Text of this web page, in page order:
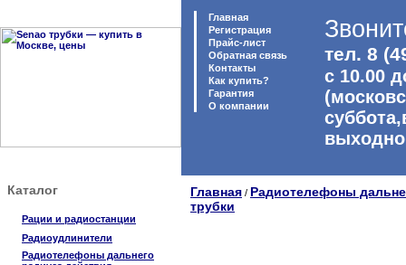
Главная
Регистрация
Прайс-лист
Обратная связь
Контакты
Как купить?
Гарантия
O компании
тел. 8
с 10.00
Каталог
Рации и радиостанции
Радиоудлинители
Радиотелефоны дальнего
Главная / Радиотелефоны
трубки